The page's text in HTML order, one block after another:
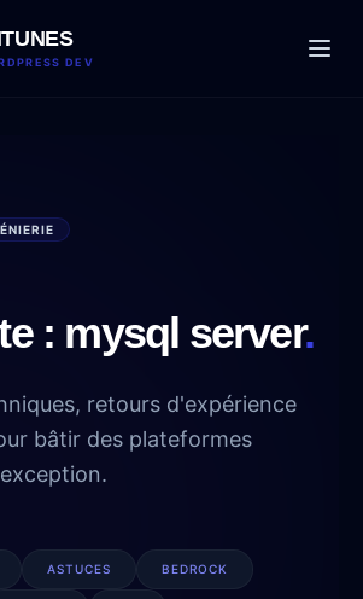
DEV
: mysql server.
retours d'expérience
bâtir des plateformes
ASTUCES BEDROCK